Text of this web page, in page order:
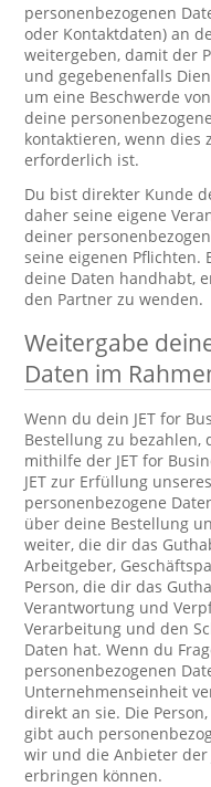
personenbezogenen
oder Kontaktdaten) an
weitergeben, damit der
und gegebenenfalls
um eine Beschwerde
deine
kontaktieren, wenn dies
erforderlich ist.
Du bist direkter Kunde
daher seine eigene
deiner
seine eigenen Pflichten.
deine Daten handhabt,
den Partner zu wenden.
Weitergabe
Daten im
Wenn du dein JET for
Bestellung zu
mithilfe der JET for
JET zur Erfüllung
personenbezogene
über deine Bestellung
weiter, die dir das
Arbeitgeber,
Person, die dir das
Verantwortung und
Verarbeitung und den
Daten hat. Wenn du
personenbezogenen
Unternehmenseinheit
direkt an sie. Die
gibt auch
wir und die Anbieter der
erbringen können.